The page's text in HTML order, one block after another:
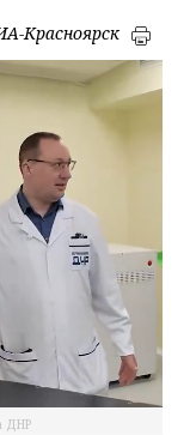
Красноярск
ДНР